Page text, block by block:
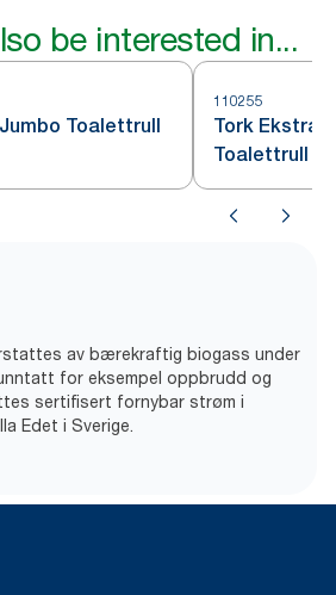
be interested in...
Toalettrull
110255
Tork Ekstra
Toalettrull
av bærekraftig biogass under
for eksempel oppbrudd og
sertifisert fornybar strøm i
Edet i Sverige.